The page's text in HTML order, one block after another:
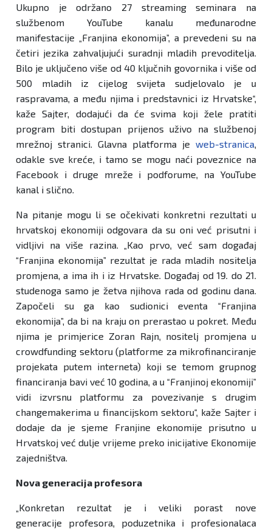
Ukupno je održano 27 streaming seminara na
službenom YouTube kanalu međunarodne
manifestacije „Franjina ekonomija”, a prevedeni su na
četiri jezika zahvaljujući suradnji mladih prevoditelja.
Bilo je uključeno više od 40 ključnih govornika i više od
500 mladih iz cijelog svijeta sudjelovalo je u
raspravama, a među njima i predstavnici iz Hrvatske“,
kaže Sajter, dodajući da će svima koji žele pratiti
program biti dostupan prijenos uživo na službenoj
mrežnoj stranici. Glavna platforma je web-stranica,
odakle sve kreće, i tamo se mogu naći poveznice na
Facebook i druge mreže i podforume, na YouTube
kanal i slično.
Na pitanje mogu li se očekivati konkretni rezultati u
hrvatskoj ekonomiji odgovara da su oni već prisutni i
vidljivi na više razina. „Kao prvo, već sam događaj
“Franjina ekonomija” rezultat je rada mladih nositelja
promjena, a ima ih i iz Hrvatske. Događaj od 19. do 21.
studenoga samo je žetva njihova rada od godinu dana.
Započeli su ga kao sudionici eventa “Franjina
ekonomija”, da bi na kraju on prerastao u pokret. Među
njima je primjerice Zoran Rajn, nositelj promjena u
crowdfunding sektoru (platforme za mikrofinanciranje
projekata putem interneta) koji se temom grupnog
financiranja bavi već 10 godina, a u “Franjinoj ekonomiji”
vidi izvrsnu platformu za povezivanje s drugim
changemakerima u financijskom sektoru“, kaže Sajter i
dodaje da je sjeme Franjine ekonomije prisutno u
Hrvatskoj već dulje vrijeme preko inicijative Ekonomije
zajedništva.
Nova generacija profesora
„Konkretan rezultat je i veliki porast nove
generacije profesora, poduzetnika i profesionalaca